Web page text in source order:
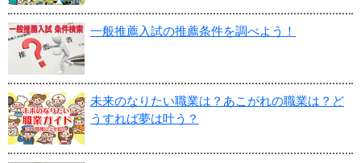
一般推薦入試の推薦条件を調べよう！
未来のなりたい職業は？あこがれの職業は？ど
うすれば夢は叶う？